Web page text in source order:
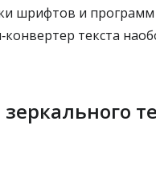
шрифтов и программ
текста